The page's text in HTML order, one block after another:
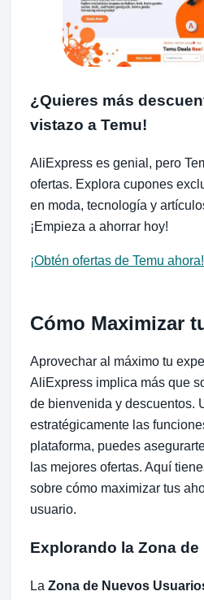
¿Quieres más
vistazo a Temu!
AliExpress es genial, pero
ofertas. Explora cupones
en moda, tecnología y
¡Empieza a ahorrar hoy!
¡Obtén ofertas de Temu ahora!
Cómo Maximizar
Aprovechar al máximo tu
AliExpress implica más que
de bienvenida y descuentos.
estratégicamente las
plataforma, puedes
las mejores ofertas. Aquí
sobre cómo maximizar tus
usuario.
Explorando la Zona
La Zona de Nuevos